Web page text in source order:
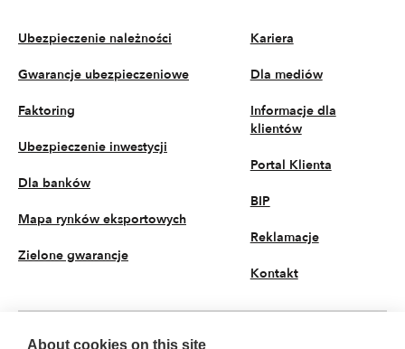
Ubezpieczenie należności
Gwarancje ubezpieczeniowe
Faktoring
Ubezpieczenie inwestycji
Dla banków
Mapa rynków eksportowych
Zielone gwarancje
Kariera
Dla mediów
Informacje dla
klientów
Portal Klienta
BIP
Reklamacje
Kontakt
About cookies on this site